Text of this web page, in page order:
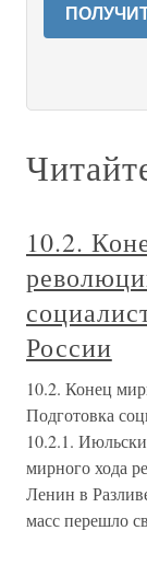
10.2.
России
10.2. Конец
Подготовка
10.2.1.
мирного хода
Ленин в
масс перешло